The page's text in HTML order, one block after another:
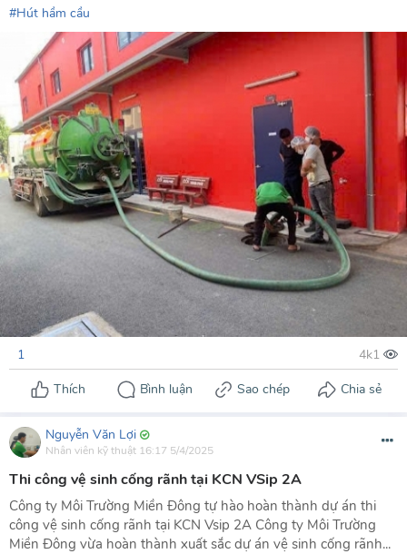
Hút hầm cầu
1
Nguyễn Văn Lợi
Nhân viên kỹ thuật 16:17 5/4/2025
Thi công vệ sinh cống rãnh tại KCN VSip 2A
Công ty Môi Trường Miền Đông tự hào hoàn thành dự án thi
công vệ sinh cống rãnh tại KCN Vsip 2A Công ty Môi Trường
Miền Đông vừa hoàn thành xuất sắc dự án vệ sinh cống rãnh...